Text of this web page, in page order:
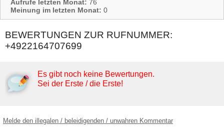
Aufrufe letzten Monat: 76
Meinung im letzten Monat: 0
BEWERTUNGEN ZUR RUFNUMMER:
+4922164707699
Es gibt noch keine Bewertungen.
Sei der Erste / die Erste!
Melde den illegalen / beleidigenden / unwahren Kommentar